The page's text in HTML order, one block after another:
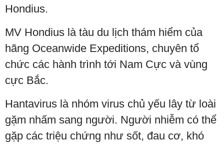
Hondius.
MV Hondius là tàu du lịch thám hiểm của
hãng Oceanwide Expeditions, chuyên tổ
chức các hành trình tới Nam Cực và vùng
cực Bắc.
Hantavirus là nhóm virus chủ yếu lây từ loài
gặm nhấm sang người. Người nhiễm có thể
gặp các triệu chứng như sốt, đau cơ, khó